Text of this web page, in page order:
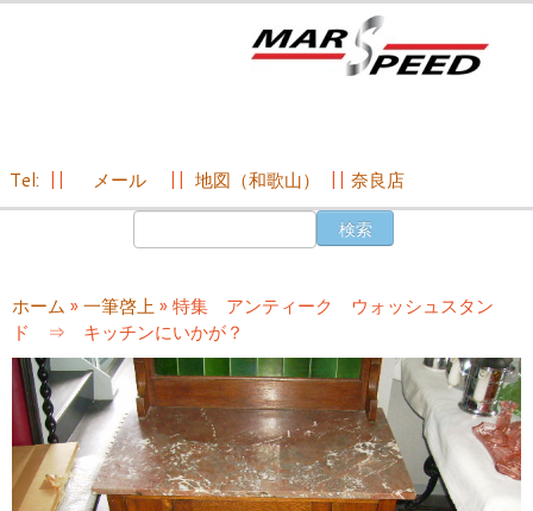
ン
へ
ス
Tel: メール 地図（和歌山） 奈良店
ホーム » 一筆啓上» 特集 アンティーク ウォッシュスタン
ド ⇒ キッチンにいかが？